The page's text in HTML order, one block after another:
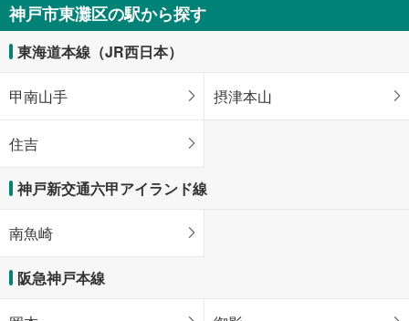
神戸市東灘区の駅から探す
東海道本線（JR西日本）
甲南山手 摂津本山
住吉
神戸新交通六甲アイランド線
南魚崎
阪急神戸本線